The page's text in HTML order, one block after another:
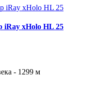
iRay xHolo HL 25
- 1299 м